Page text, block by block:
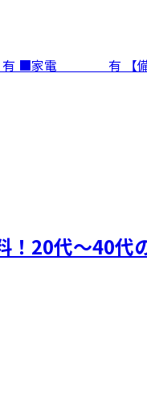
有 ■家電 有
20代～40